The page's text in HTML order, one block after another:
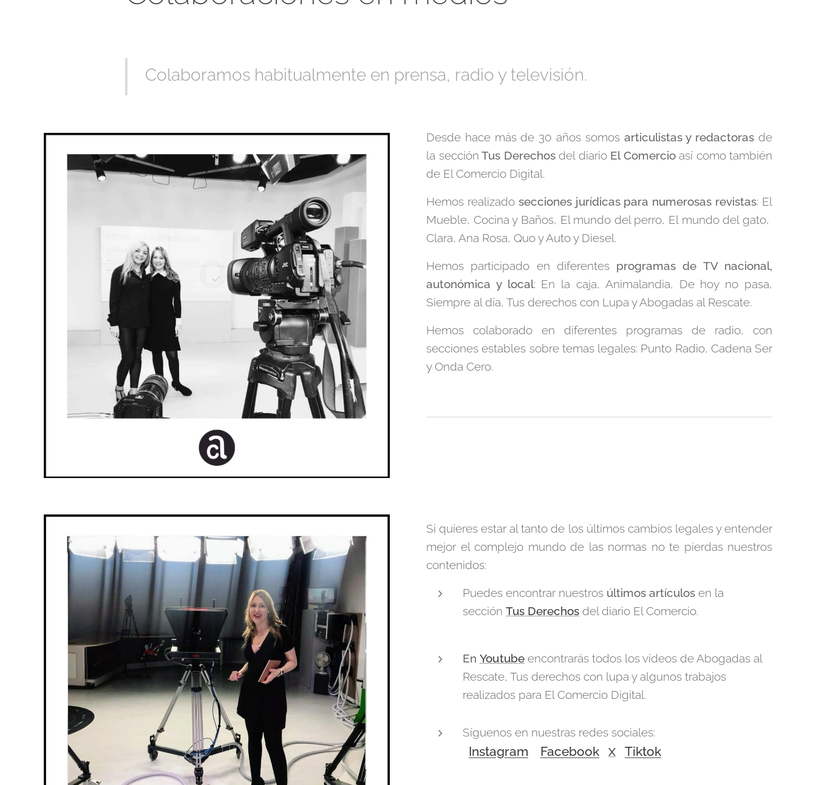
Colaboramos habitualmente en prensa, radio y televisión.
Desde hace más de 30 años somos articulistas y redactoras de
la sección Tus Derechos del diarioEl Comercioasí como también
de El Comercio Digital.
Hemos realizado secciones jurídicas para numerosas revistas: El
Mueble, Cocina y Baños, El mundo del perro, El mundo del gato,
Clara, Ana Rosa, Quo y Auto y Diesel.
Hemos participado en diferentes programas de TV nacional,
autonómica y local: En la caja, Animalandia, De hoy no pasa,
Siempre al día, Tus derechos con Lupa y Abogadas al Rescate.
Hemos colaborado en diferentes programas de radio, con
secciones estables sobre temas legales: Punto Radio, Cadena Ser
y Onda Cero.
Si quieres estar al tanto de los últimos cambios legales y entender
mejor el complejo mundo de las normas no te pierdas nuestros
contenidos:
Puedes encontrar nuestros últimos artículos en la
sección Tus Derechos del diario El Comercio.
En Youtube encontrarás todos los vídeos de Abogadas al
Rescate, Tus derechos con lupa y algunos trabajos
realizados para El Comercio Digital.
Síguenos en nuestras redes sociales:
Instagram Facebook X Tiktok